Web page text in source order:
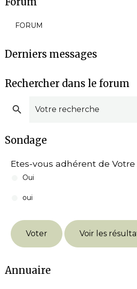
FORUM
Derniers messages
Rechercher dans le forum
Sondage
Etes-vous adhérent de
Oui
oui
Voter Voir les
Annuaire